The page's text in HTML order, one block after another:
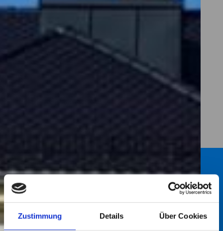
Zustimmung Details Über Cookies